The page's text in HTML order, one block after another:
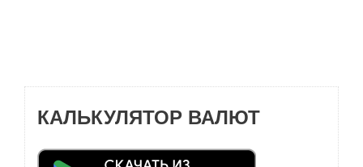
КАЛЬКУЛЯТОР ВАЛЮТ